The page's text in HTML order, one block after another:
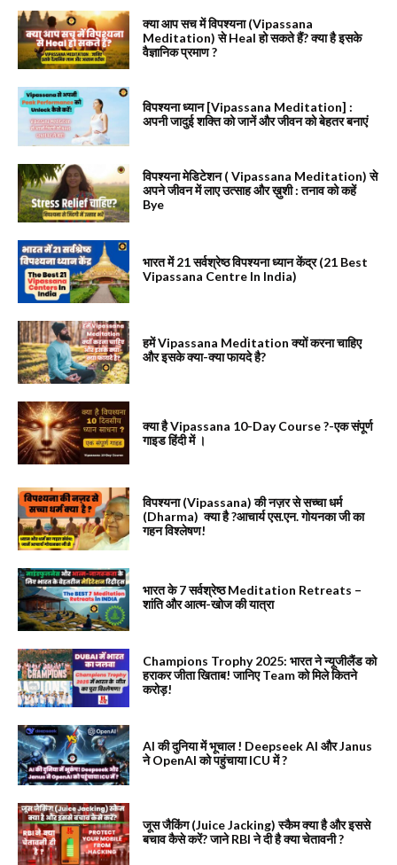
क्या आप सच में विपश्यना (Vipassana
Meditation) से Heal हो सकते हैं? क्या है इसके
वैज्ञानिक प्रमाण ?
विपश्यना ध्यान [Vipassana Meditation] :
अपनी जादुई शक्ति को जानें और जीवन को बेहतर बनाएं
विपश्यना मेडिटेशन ( Vipassana Meditation) से
अपने जीवन में लाए उत्साह और ख़ुशी : तनाव को कहें
Bye
भारत में 21 सर्वश्रेष्ठ विपश्यना ध्यान केंद्र (21 Best
Vipassana Centre In India)
हमें Vipassana Meditation क्यों करना चाहिए
और इसके क्या-क्या फायदे है?
क्या है Vipassana 10-Day Course ?-एक संपूर्ण
गाइड हिंदी में ।
विपश्यना (Vipassana) की नज़र से सच्चा धर्म
(Dharma) क्या है ?आचार्य एस.एन. गोयनका जी का
गहन विश्लेषण!
भारत के 7 सर्वश्रेष्ठ Meditation Retreats –
शांति और आत्म-खोज की यात्रा
Champions Trophy 2025: भारत ने न्यूजीलैंड को
हराकर जीता खिताब! जानिए Team को मिले कितने
करोड़!
AI की दुनिया में भूचाल ! Deepseek AI और Janus
ने OpenAI को पहुंचाया ICU में ?
जूस जैकिंग (Juice Jacking) स्कैम क्या है और इससे
बचाव कैसे करें? जाने RBI ने दी है क्या चेतावनी ?